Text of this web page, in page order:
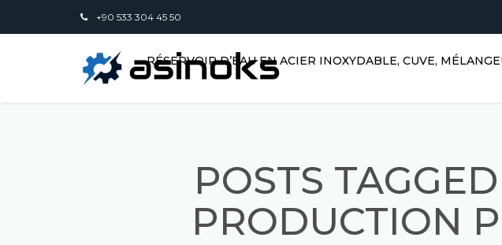
+90 533 304 45 50
RÉSERVOIR D’EAU EN ACIER INOXYDABLE, CUVE,
POSTS
PRODUCTION